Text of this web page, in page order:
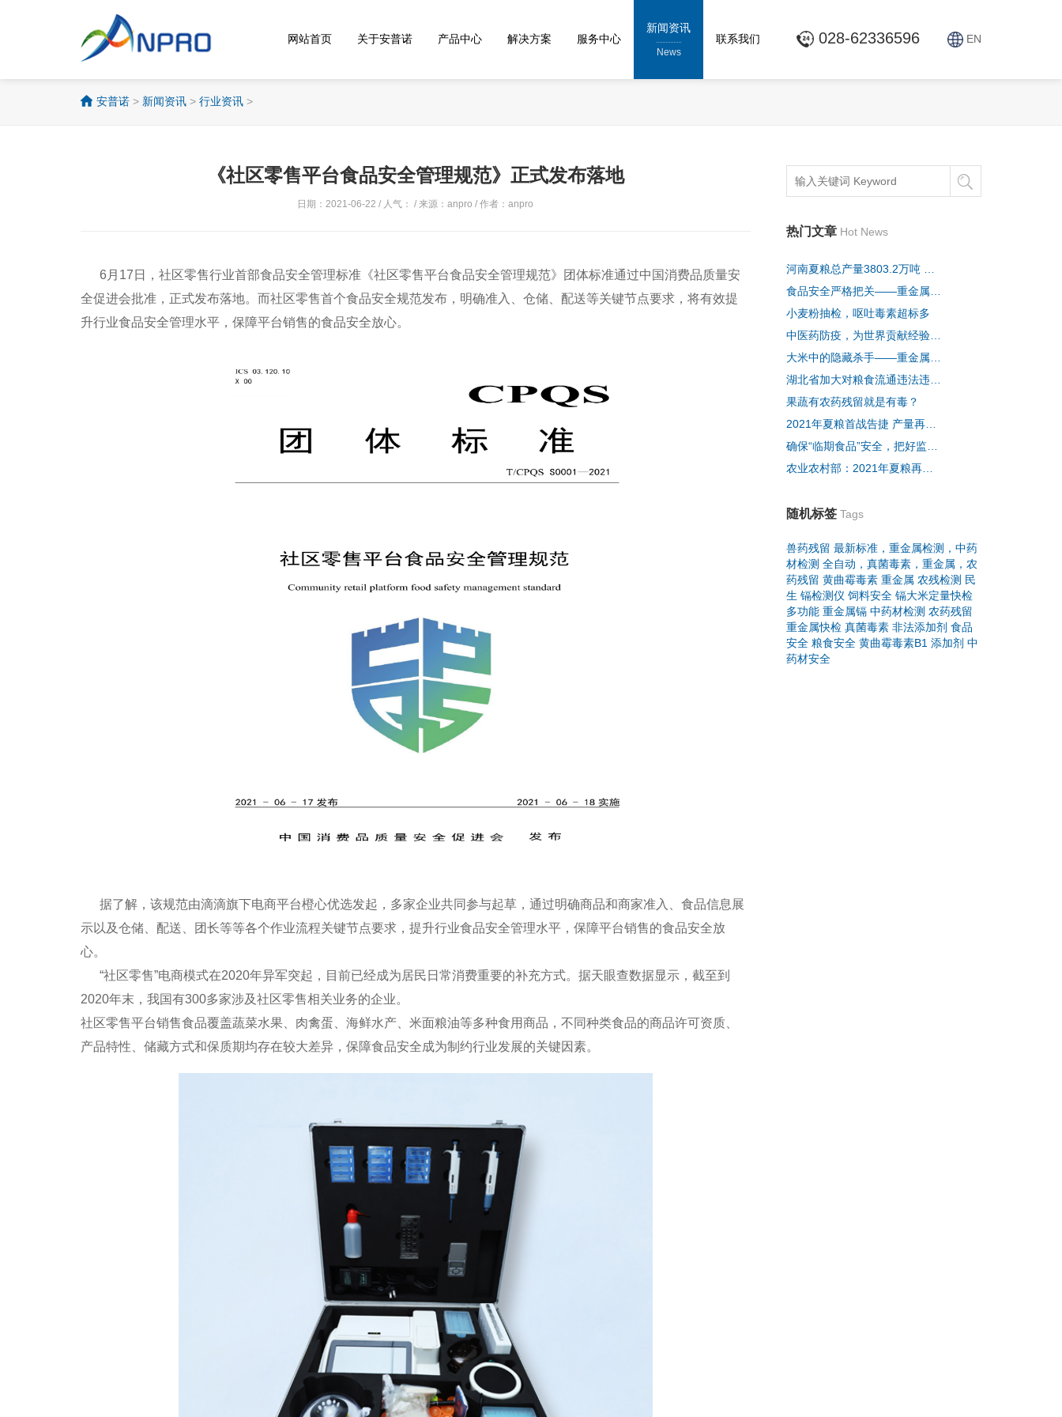
网站首页 关于安普诺 产品中心 解决方案 服务中心
新闻资讯
News
联系我们 028-62336596 EN
安普诺 > 新闻资讯 > 行业资讯 >
《社区零售平台食品安全管理规范》正式发布落地
日期：2021-06-22 / 人气：/ 来源：anpro / 作者：anpro
6月17日，社区零售行业首部食品安全管理标准《社区零售平台食品安全管理规范》团体标准通过中国消费品质量安
全促进会批准，正式发布落地。而社区零售首个食品安全规范发布，明确准入、仓储、配送等关键节点要求，将有效提
升行业食品安全管理水平，保障平台销售的食品安全放心。
据了解，该规范由滴滴旗下电商平台橙心优选发起，多家企业共同参与起草，通过明确商品和商家准入、食品信息展
示以及仓储、配送、团长等等各个作业流程关键节点要求，提升行业食品安全管理水平，保障平台销售的食品安全放
心。
“社区零售”电商模式在2020年异军突起，目前已经成为居民日常消费重要的补充方式。据天眼查数据显示，截至到
2020年末，我国有300多家涉及社区零售相关业务的企业。
社区零售平台销售食品覆盖蔬菜水果、肉禽蛋、海鲜水产、米面粮油等多种食用商品，不同种类食品的商品许可资质、
产品特性、储藏方式和保质期均存在较大差异，保障食品安全成为制约行业发展的关键因素。
热门文章 Hot News
河南夏粮总产量3803.2万吨 稳居全国第一
食品安全严格把关——重金属超标、黄曲霉毒素超标等食
小麦粉抽检，呕吐毒素超标多
中医药防疫，为世界贡献经验方法
大米中的隐藏杀手——重金属镉超标
湖北省加大对粮食流通违法违规行为的检查力度
果蔬有农药残留就是有毒？
2021年夏粮首战告捷 产量再创历史新高
确保“临期食品”安全，把好监管关
农业农村部：2021年夏粮再获丰收 产量再创历史新高
随机标签 Tags
兽药残留 最新标准，重金属检测，中药
材检测 全自动，真菌毒素，重金属，农
药残留 黄曲霉毒素 重金属 农残检测 民
生 镉检测仪 饲料安全 镉大米定量快检
多功能 重金属镉 中药材检测 农药残留
重金属快检 真菌毒素 非法添加剂 食品
安全 粮食安全 黄曲霉毒素B1 添加剂 中
药材安全